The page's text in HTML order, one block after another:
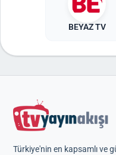
BEYAZ TV
Türkiye'nin en kapsamlı ve